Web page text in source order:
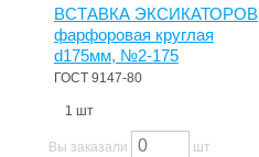
ВСТАВКА ЭКСИКАТОРОВ
фарфоровая круглая
d175мм, №2-175
ГОСТ 9147-80
1 шт
Вы заказали шт